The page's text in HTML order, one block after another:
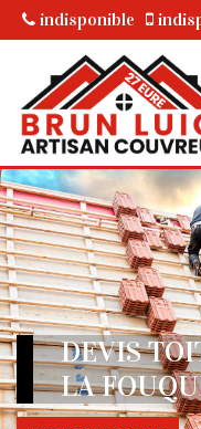
indisponible
DEVIS
LA